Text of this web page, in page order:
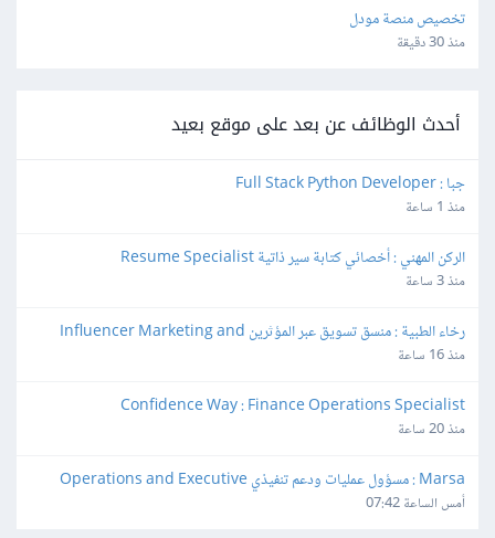
تخصيص منصة مودل
منذ 30 دقيقة
أحدث الوظائف عن بعد على موقع بعيد
جبا : Full Stack Python Developer
منذ 1 ساعة
الركن المهني : أخصائي كتابة سير ذاتية Resume Specialist
منذ 3 ساعة
Production Coordinator
منذ 16 ساعة
Confidence Way : Finance Operations Specialist
منذ 20 ساعة
Support Lead
أمس الساعة 07:42